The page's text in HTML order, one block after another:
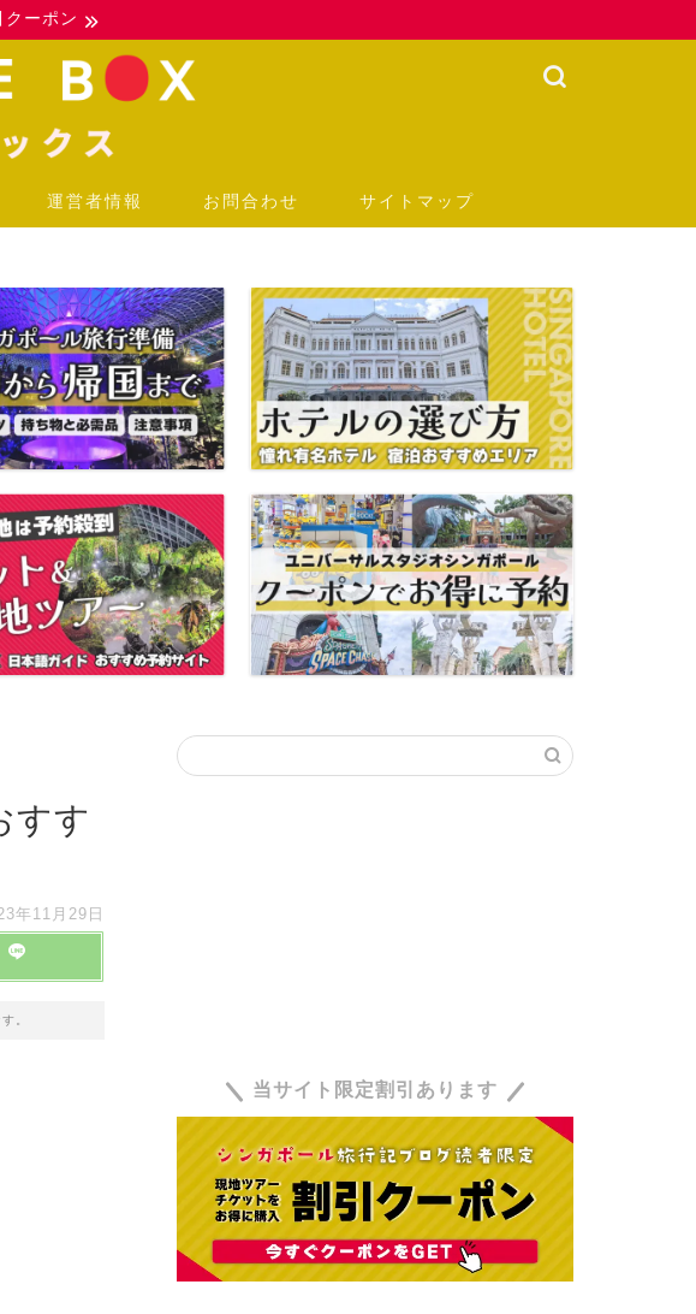
クーポン
運営者情報 お問合わせ サイトマップ
すす
年11月29日
。
当サイト限定割引あります